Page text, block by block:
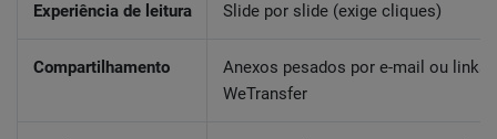
Experiência de leitura Slide por slide (exige cliques)
Compartilhamento
Anexos pesados por e-mail ou links
WeTransfer